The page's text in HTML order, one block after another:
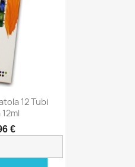
12 Tubi
€